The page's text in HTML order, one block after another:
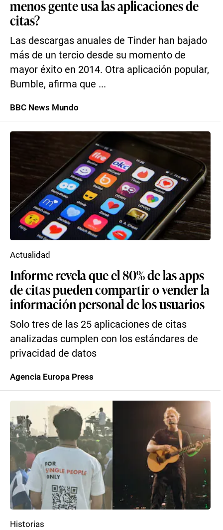
menos gente usa las aplicaciones de
citas?
Las descargas anuales de Tinder han bajado
más de un tercio desde su momento de
mayor éxito en 2014. Otra aplicación popular,
Bumble, afirma que ...
BBC News Mundo
Informe revela que el 80% de las apps
de citas pueden compartir o vender la
información personal de los usuarios
Solo tres de las 25 aplicaciones de citas
analizadas cumplen con los estándares de
privacidad de datos
Actualidad
Agencia Europa Press
Historias